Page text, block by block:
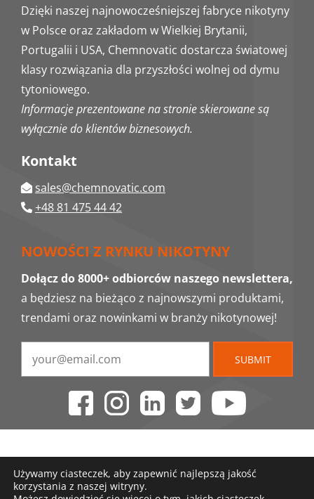
Dzięki naszej najnowocześniejszej fabryce nikotyny
w Polsce oraz zakładom w Wielkiej Brytanii,
Portugalii i USA, Chemnovatic dostarcza światowej
klasy rozwiązania dla przyszłości wolnej od dymu
tytoniowego.
Informacje prezentowane na stronie skierowane są
wyłącznie do klientów biznesowych.
Kontakt
sales@chemnovatic.com
+48 81 475 44 42
NOWOŚCI Z RYNKU NIKOTYNY
Dołącz do 8000+ odbiorców naszego newslettera,
a będziesz na bieżąco z najnowszymi produktami,
trendami oraz nowinkami w branży nikotynowej!
SUBMIT
Używamy ciasteczek, aby zapewnić najlepszą jakość
korzystania z naszej witryny.